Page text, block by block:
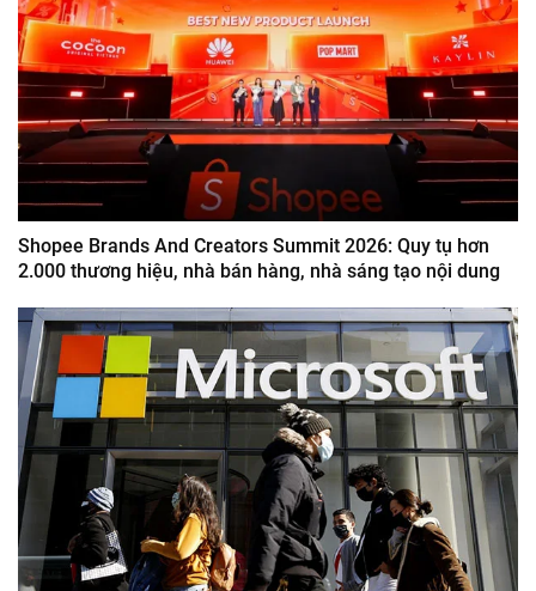
Shopee Brands And Creators Summit 2026: Quy tụ hơn
2.000 thương hiệu, nhà bán hàng, nhà sáng tạo nội dung